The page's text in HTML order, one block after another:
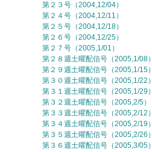
第２３号（2004,12/04）
第２４号（2004,12/11）
第２５号（2004,12/18）
第２６号（2004,12/25）
第２７号（2005,1/01）
第２８週土曜配信号（2005,1/08）
第２９週土曜配信号（2005,1/15）
第３０週土曜配信号（2005,1/22）
第３１週土曜配信号（2005,1/29）
第３２週土曜配信号（2005,2/5）
第３３週土曜配信号（2005,2/12）
第３４週土曜配信号（2005,2/19）
第３５週土曜配信号（2005,2/26）
第３６週土曜配信号（2005,3/05）